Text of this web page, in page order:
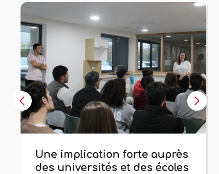
Une implication forte auprès
des universités et des écoles